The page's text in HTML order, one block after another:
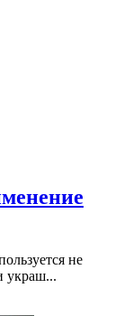
не
украш...